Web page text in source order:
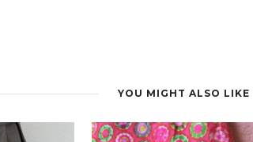
YOU MIGHT ALSO LIKE